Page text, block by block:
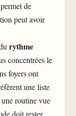
de
peut avoir
rythme
concentrées le
foyers ont
une liste
routine vue
doit rester